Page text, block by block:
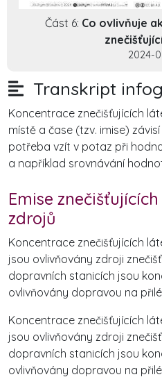
Část 6: Co ovlivňuje
2024-
Transkript
Koncentrace znečišťujících
místě a čase (tzv. imise)
potřeba vzít v potaz při
a například srovnávání
Emise
zdrojů
Koncentrace znečišťujících
jsou ovlivňovány zdroji
dopravních stanicích jsou
ovlivňovány dopravou na
Koncentrace znečišťujících
jsou ovlivňovány zdroji
dopravních stanicích jsou
ovlivňovány dopravou na